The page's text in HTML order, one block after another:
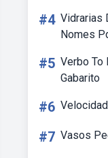
#4 Vidrarias
Nomes
#5 Verbo To
Gabarito
#6
#7 Vasos